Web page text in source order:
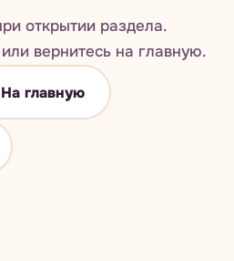
открытии раздела.
вернитесь на главную.
На главную